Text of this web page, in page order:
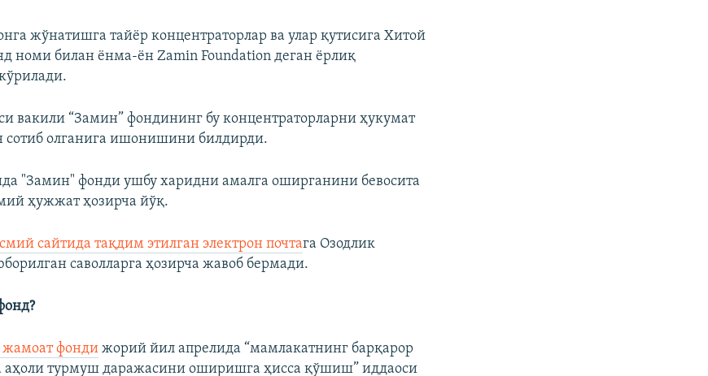
жўнатишга тайëр концентраторлар ва улар қутисига Хитой
номи билан ëнма-ëн Zamin Foundation деган ëрлиқ
вакили “Замин” фондининг бу концентраторларни ҳукумат
сотиб олганига ишонишини билдирди.
"Замин" фонди ушбу харидни амалга оширганини бевосита
ҳужжат ҳозирча йўқ.
сайтида тақдим этилган электрон почтага Озодлик
саволларга ҳозирча жавоб бермади.
жамоат фонди жорий йил апрелида “мамлакатнинг барқарор
турмуш даражасини оширишга ҳисса қўшиш” иддаоси